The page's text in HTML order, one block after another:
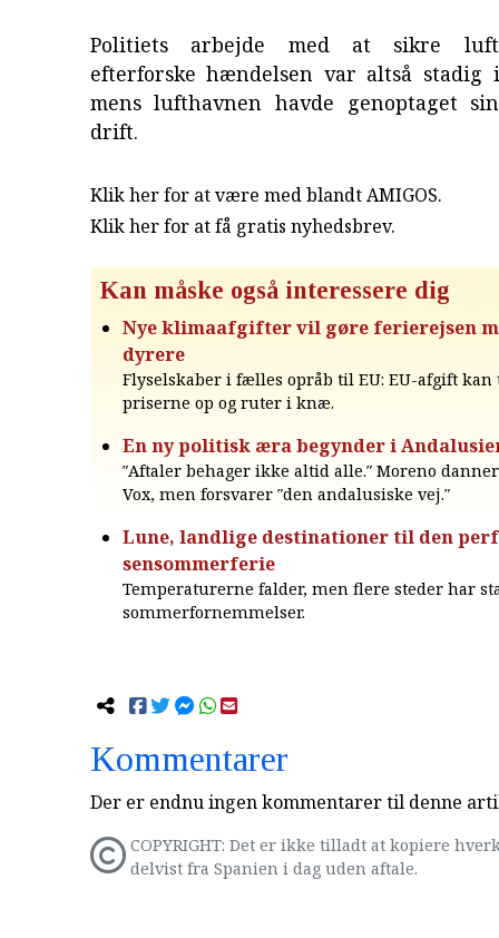
Politiets arbejde med at sikre
efterforske hændelsen var altså stadig
mens lufthavnen havde genoptaget
drift.
Klik her for at være med blandt AMIGOS.
Klik her for at få gratis nyhedsbrev.
Kan måske også interessere dig
Nye klimaafgifter vil gøre ferierejsen
dyrere
Flyselskaber i fælles opråb til EU: EU-afgift kan
priserne op og ruter i knæ.
En ny politisk æra begynder i
″Aftaler behager ikke altid alle.″ Moreno
Vox, men forsvarer ″den andalusiske vej.″
Lune, landlige destinationer til den
sensommerferie
Temperaturerne falder, men flere steder har
sommerfornemmelser.
Kommentarer
Der er endnu ingen kommentarer til denne
COPYRIGHT: Det er ikke tilladt at kopiere
delvist fra Spanien i dag uden aftale.